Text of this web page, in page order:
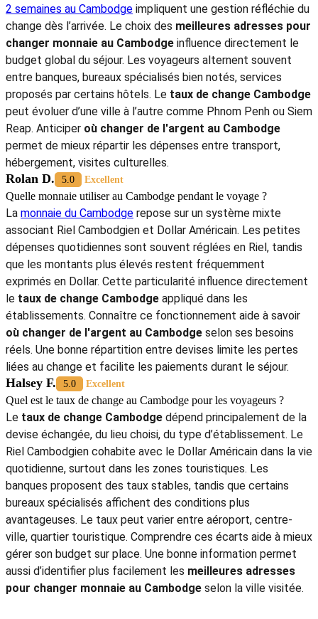
2 semaines au Cambodge impliquent une gestion réfléchie du
change dès l’arrivée. Le choix des meilleures adresses pour
changer monnaie au Cambodge influence directement le
budget global du séjour. Les voyageurs alternent souvent
entre banques, bureaux spécialisés bien notés, services
proposés par certains hôtels. Le taux de change Cambodge
peut évoluer d’une ville à l’autre comme Phnom Penh ou Siem
Reap. Anticiper où changer de l'argent au Cambodge
permet de mieux répartir les dépenses entre transport,
hébergement, visites culturelles.
Rolan D. 5.0 Excellent
Quelle monnaie utiliser au Cambodge pendant le voyage ?
La monnaie du Cambodge repose sur un système mixte
associant Riel Cambodgien et Dollar Américain. Les petites
dépenses quotidiennes sont souvent réglées en Riel, tandis
que les montants plus élevés restent fréquemment
exprimés en Dollar. Cette particularité influence directement
le taux de change Cambodge appliqué dans les
établissements. Connaître ce fonctionnement aide à savoir
où changer de l'argent au Cambodge selon ses besoins
réels. Une bonne répartition entre devises limite les pertes
liées au change et facilite les paiements durant le séjour.
Halsey F. 5.0 Excellent
Quel est le taux de change au Cambodge pour les voyageurs ?
Le taux de change Cambodge dépend principalement de la
devise échangée, du lieu choisi, du type d’établissement. Le
Riel Cambodgien cohabite avec le Dollar Américain dans la vie
quotidienne, surtout dans les zones touristiques. Les
banques proposent des taux stables, tandis que certains
bureaux spécialisés affichent des conditions plus
avantageuses. Le taux peut varier entre aéroport, centre-
ville, quartier touristique. Comprendre ces écarts aide à mieux
gérer son budget sur place. Une bonne information permet
aussi d’identifier plus facilement les meilleures adresses
pour changer monnaie au Cambodge selon la ville visitée.